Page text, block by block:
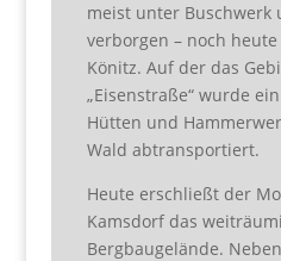
meist unter Buschwerk
verborgen – noch
Könitz. Auf der das
„Eisenstraße“ wurde
Hütten und
Wald abtransportiert.
Heute erschließt der
Kamsdorf das
Bergbaugelände.